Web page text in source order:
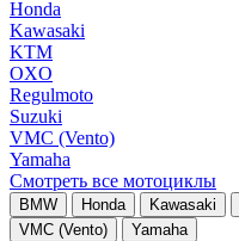
Honda
Kawasaki
KTM
OXO
Regulmoto
Suzuki
VMC (Vento)
Yamaha
Смотреть все мотоциклы
BMW Honda Kawasaki
VMC (Vento)
Yamaha